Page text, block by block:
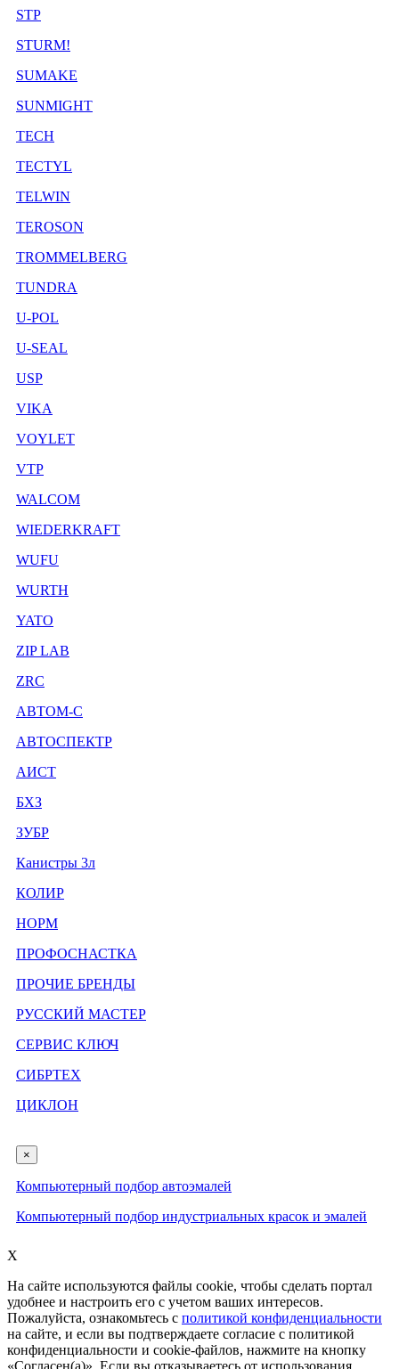
STP
STURM!
SUMAKE
SUNMIGHT
TECH
TECTYL
TELWIN
TEROSON
TROMMELBERG
TUNDRA
U-POL
U-SEAL
USP
VIKA
VOYLET
VTP
WALCOM
WIEDERKRAFT
WUFU
WURTH
YATO
ZIP LAB
ZRC
АВТОМ-С
АВТОСПЕКТР
АИСТ
БХЗ
ЗУБР
Канистры 3л
КОЛИР
НОРМ
ПРОФОСНАСТКА
ПРОЧИЕ БРЕНДЫ
РУССКИЙ МАСТЕР
СЕРВИС КЛЮЧ
СИБРТЕХ
ЦИКЛОН
×
Компьютерный подбор автоэмалей
Компьютерный подбор индустриальных красок и эмалей
X
На сайте используются файлы cookie, чтобы сделать портал
удобнее и настроить его с учетом ваших интересов.
Пожалуйста, ознакомьтесь с политикой конфиденциальности
на сайте, и если вы подтверждаете согласие с политикой
конфиденциальности и cookie-файлов, нажмите на кнопку